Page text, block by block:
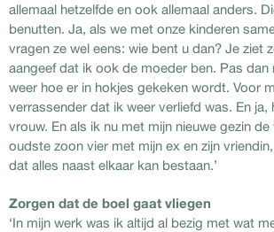
allemaal hetzelfde en ook allemaal anders.
benutten. Ja, als we met onze kinderen
vragen ze wel eens: wie bent u dan? Je ziet
aangeef dat ik ook de moeder ben. Pas dan
weer hoe er in hokjes gekeken wordt. Voor
verrassender dat ik weer verliefd was. En ja,
vrouw. En als ik nu met mijn nieuwe gezin
oudste zoon vier met mijn ex en zijn
dat alles naast elkaar kan bestaan.’
Zorgen dat de boel gaat vliegen
‘In mijn werk was ik altijd al bezig met wat